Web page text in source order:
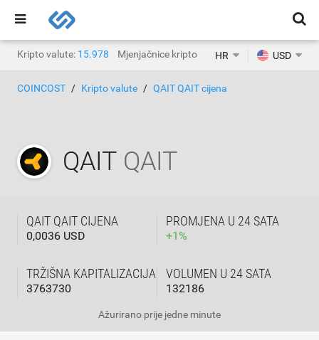
Kripto valute: 15.978 Mjenjačnice kripto valuta: 1.471
HR USD
COINCOST Kripto valute QAIT QAIT cijena
QAIT QAIT
QAIT QAIT CIJENA
0,0036 USD
PROMJENA U 24 SATA
+1%
TRŽIŠNA KAPITALIZACIJA
3763730
VOLUMEN U 24 SATA
132186
Ažurirano prije jedne minute